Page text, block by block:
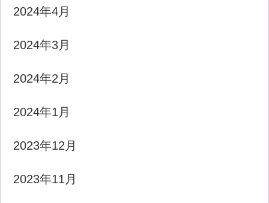
2024年4月
2024年3月
2024年2月
2024年1月
2023年12月
2023年11月